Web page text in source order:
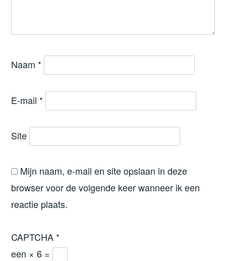
Naam *
E-mail *
Site
Mijn naam, e-mail en site opslaan in deze
browser voor de volgende keer wanneer ik een
reactie plaats.
CAPTCHA *
een × 6 =